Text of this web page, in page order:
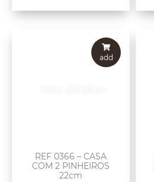
REF 0366 – CASA
COM 2 PINHEIROS
22cm
add